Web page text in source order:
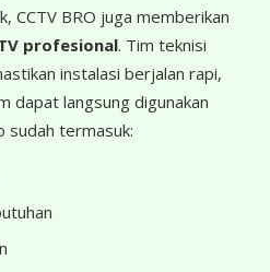
CCTV BRO juga memberikan
profesional. Tim teknisi
instalasi berjalan rapi,
dapat langsung digunakan
sudah termasuk: